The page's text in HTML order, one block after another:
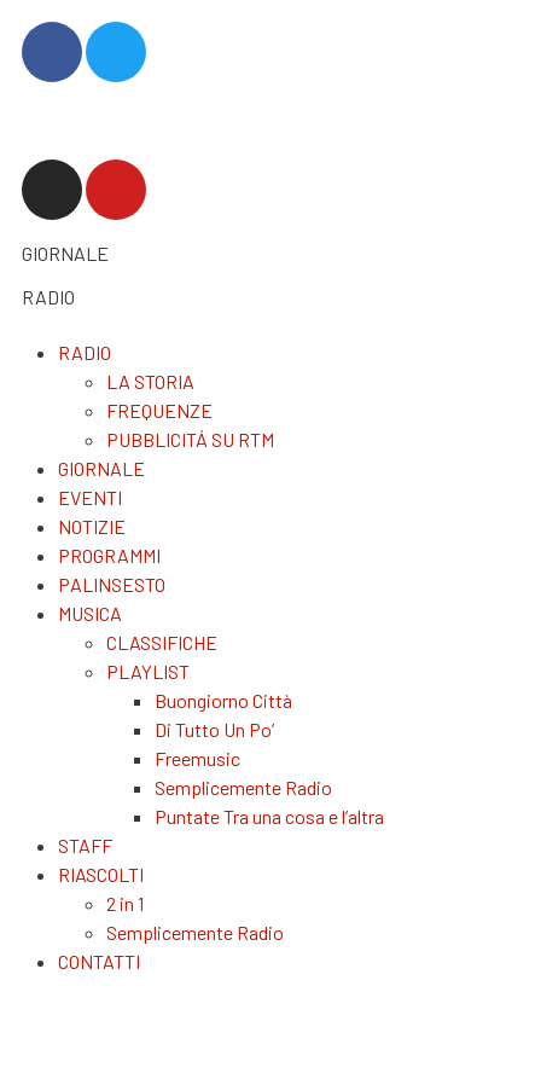
GIORNALE
RADIO
RADIO
LA STORIA
FREQUENZE
PUBBLICITÁ SU RTM
GIORNALE
EVENTI
NOTIZIE
PROGRAMMI
PALINSESTO
MUSICA
CLASSIFICHE
PLAYLIST
Buongiorno Città
Di Tutto Un Po’
Freemusic
Semplicemente Radio
Puntate Tra una cosa e l’altra
STAFF
RIASCOLTI
2 in 1
Semplicemente Radio
CONTATTI